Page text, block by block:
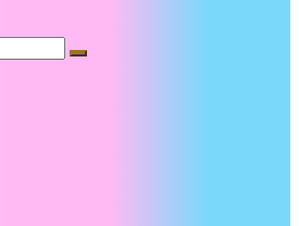
Suche